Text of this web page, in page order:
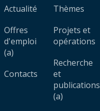
Actualité
Offres
d'emploi
(a)
Contacts
Thèmes
Projets et
opérations
Recherche
et
publications
(a)